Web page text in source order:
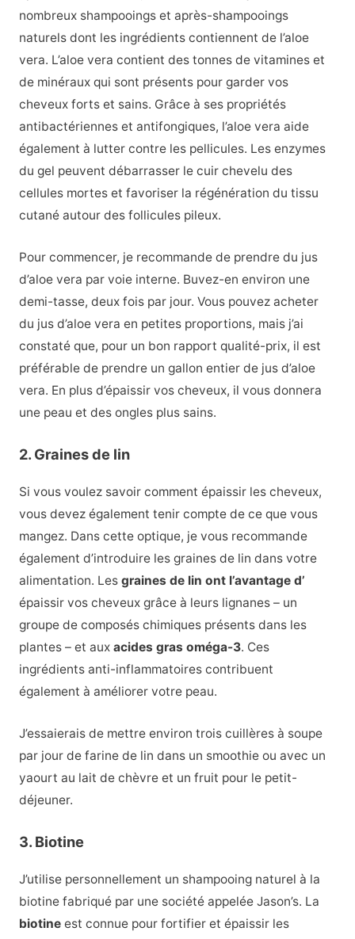
nombreux shampooings et après-shampooings
naturels dont les ingrédients contiennent de l’aloe
vera. L’aloe vera contient des tonnes de vitamines et
de minéraux qui sont présents pour garder vos
cheveux forts et sains. Grâce à ses propriétés
antibactériennes et antifongiques, l’aloe vera aide
également à lutter contre les pellicules. Les enzymes
du gel peuvent débarrasser le cuir chevelu des
cellules mortes et favoriser la régénération du tissu
cutané autour des follicules pileux.
Pour commencer, je recommande de prendre du jus
d’aloe vera par voie interne. Buvez-en environ une
demi-tasse, deux fois par jour. Vous pouvez acheter
du jus d’aloe vera en petites proportions, mais j’ai
constaté que, pour un bon rapport qualité-prix, il est
préférable de prendre un gallon entier de jus d’aloe
vera. En plus d’épaissir vos cheveux, il vous donnera
une peau et des ongles plus sains.
2. Graines de lin
Si vous voulez savoir comment épaissir les cheveux,
vous devez également tenir compte de ce que vous
mangez. Dans cette optique, je vous recommande
également d’introduire les graines de lin dans votre
alimentation. Les graines de lin ont l’avantage d’
épaissir vos cheveux grâce à leurs lignanes – un
groupe de composés chimiques présents dans les
plantes – et aux acides gras oméga-3. Ces
ingrédients anti-inflammatoires contribuent
également à améliorer votre peau.
J’essaierais de mettre environ trois cuillères à soupe
par jour de farine de lin dans un smoothie ou avec un
yaourt au lait de chèvre et un fruit pour le petit-
déjeuner.
3. Biotine
J’utilise personnellement un shampooing naturel à la
biotine fabriqué par une société appelée Jason’s. La
biotineest connue pour fortifier et épaissir les